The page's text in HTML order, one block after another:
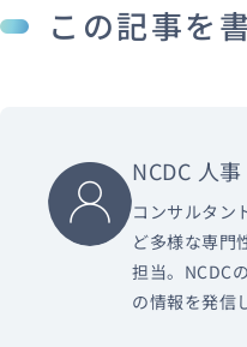
この記事を
NCDC 人事
コンサルタン
ど多様な専門
担当。NCDC
の情報を発信